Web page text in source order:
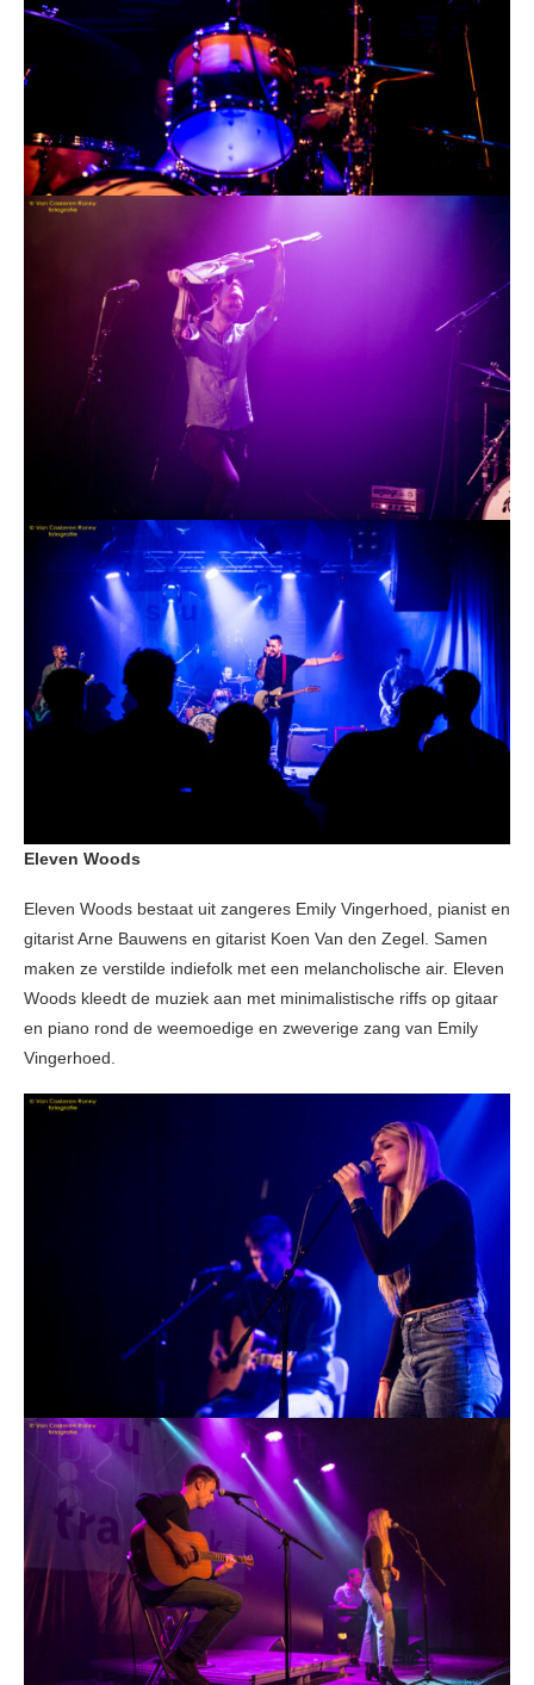
Eleven Woods
Eleven Woods bestaat uit zangeres Emily Vingerhoed, pianist en
gitarist Arne Bauwens en gitarist Koen Van den Zegel. Samen
maken ze verstilde indiefolk met een melancholische air. Eleven
Woods kleedt de muziek aan met minimalistische riffs op gitaar
en piano rond de weemoedige en zweverige zang van Emily
Vingerhoed.